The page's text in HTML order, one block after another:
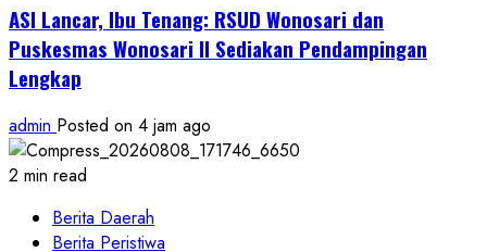
ASI Lancar, Ibu Tenang: RSUD Wonosari dan
Puskesmas Wonosari II Sediakan Pendampingan
Lengkap
admin Posted on 4 jam ago
2 min read
Berita Daerah
Berita Peristiwa